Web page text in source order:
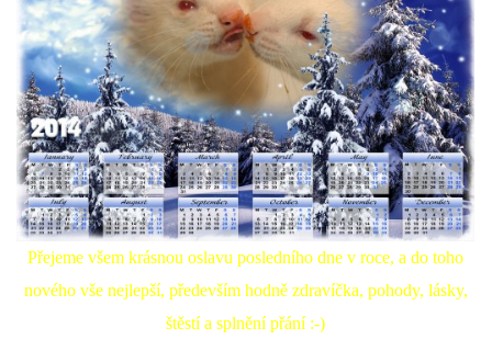
V PÉČI
VIRTUÁLNÍ ADOPCE
V NOVÝCH DOMOVECH
DFD - DOMOV FRETČÍCH DŮCHODCŮ
PODMÍNKY PŘEVZETÍ FRETKY.
Přejeme všem krásnou oslavu posledního dne v roce, a do toho
nového vše nejlepší, především hodně zdravíčka, pohody, lásky,
štěstí a splnění přání :-)